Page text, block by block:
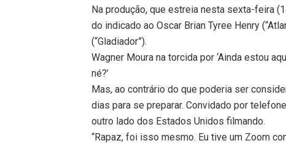
Na produção, que estreia nesta sexta-feira
do indicado ao Oscar Brian Tyree Henry
(“Gladiador”).
Wagner Moura na torcida por ‘Ainda estou
né?’
Mas, ao contrário do que poderia ser
dias para se preparar. Convidado por
outro lado dos Estados Unidos filmando.
“Rapaz, foi isso mesmo. Eu tive um Zoom